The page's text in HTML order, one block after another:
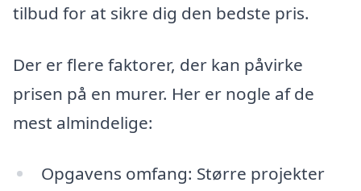
tilbud for at sikre dig den bedste pris.
Der er flere faktorer, der kan påvirke
prisen på en murer. Her er nogle af de
mest almindelige:
Opgavens omfang: Større projekter